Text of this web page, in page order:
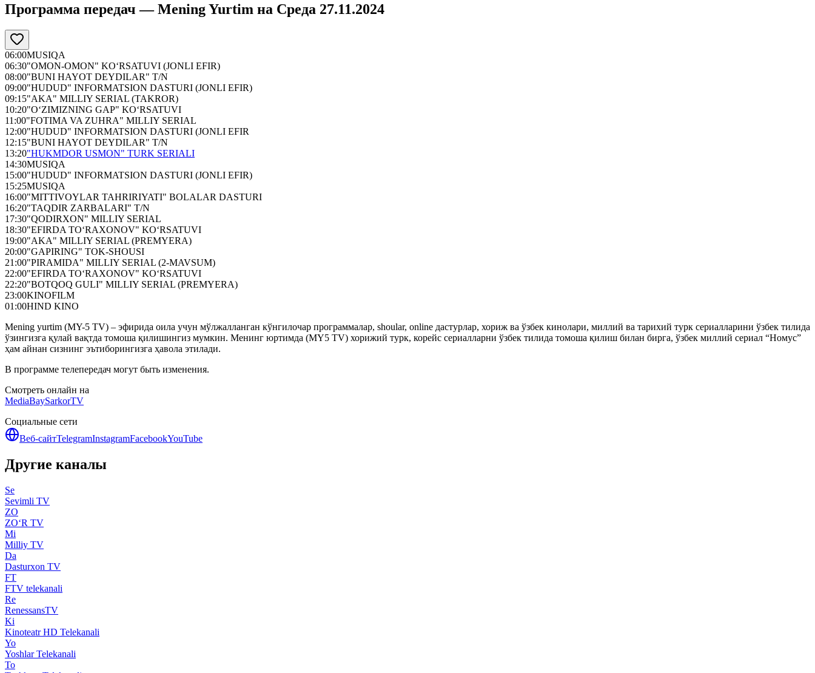
Программа передач —Mening Yurtim на Среда 27.11.2024
06:00MUSIQA
06:30"OMON-OMON" KO‘RSATUVI (JONLI EFIR)
08:00"BUNI HAYOT DEYDILAR" T/N
09:00"HUDUD" INFORMATSION DASTURI (JONLI EFIR)
09:15"AKA" MILLIY SERIAL (TAKROR)
10:20"O‘ZIMIZNING GAP" KO‘RSATUVI
11:00"FOTIMA VA ZUHRA" MILLIY SERIAL
12:00"HUDUD" INFORMATSION DASTURI (JONLI EFIR
12:15"BUNI HAYOT DEYDILAR" T/N
13:20"HUKMDOR USMON" TURK SERIALI
14:30MUSIQA
15:00"HUDUD" INFORMATSION DASTURI (JONLI EFIR)
15:25MUSIQA
16:00"MITTIVOYLAR TAHRIRIYATI" BOLALAR DASTURI
16:20"TAQDIR ZARBALARI" T/N
17:30"QODIRXON" MILLIY SERIAL
18:30"EFIRDA TO‘RAXONOV" KO‘RSATUVI
19:00"AKA" MILLIY SERIAL (PREMYERA)
20:00"GAPIRING" TOK-SHOUSI
21:00"PIRAMIDA" MILLIY SERIAL (2-MAVSUM)
22:00"EFIRDA TO‘RAXONOV" KO‘RSATUVI
22:20"BOTQOQ GULI" MILLIY SERIAL (PREMYERA)
23:00KINOFILM
01:00HIND KINO
Mening yurtim (MY-5 TV) – эфирида оила учун мўлжалланган кўнгилочар программалар, shoular, online дастурлар, хориж ва ўзбек кинолари, миллий ва тарихий турк сериалларини ўзбек тилида
ўзингизга қулай вақтда томоша қилишингиз мумкин. Менинг юртимда (MY5 TV) хорижий турк, корейс сериалларни ўзбек тилида томоша қилиш билан бирга, ўзбек миллий сериал “Номус”
ҳам айнан сизнинг эътиборингизга ҳавола этилади.
В программе телепередач могут быть изменения.
Смотреть онлайн на
MediaBaySarkorTV
Социальные сети
Веб-сайтTelegramInstagramFacebookYouTube
Другие каналы
Se
Sevimli TV
ZO
ZO‘R TV
Mi
Milliy TV
Da
Dasturxon TV
FT
FTV telekanali
Re
RenessansTV
Ki
Kinoteatr HD Telekanali
Yo
Yoshlar Telekanali
To